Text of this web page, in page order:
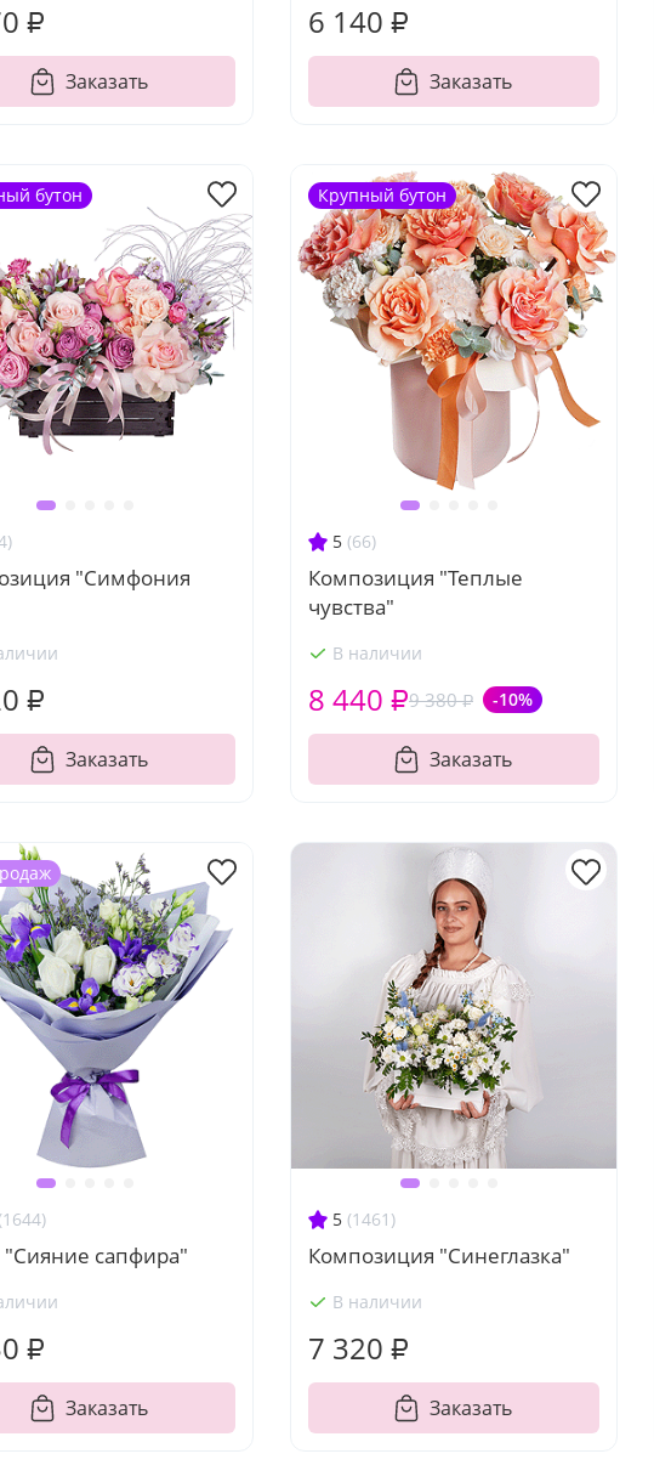
₽
Заказать
6 140 ₽
Заказать
"Симфония
₽
Заказать
бутон
5 (66)
Композиция "Теплые
чувства"
В наличии
9 380 ₽ -10%
8 440 ₽
Заказать
Крупный бутон
"Сияние сапфира"
₽
Заказать
5 (1461)
Композиция "Синеглазка"
В наличии
7 320 ₽
Заказать